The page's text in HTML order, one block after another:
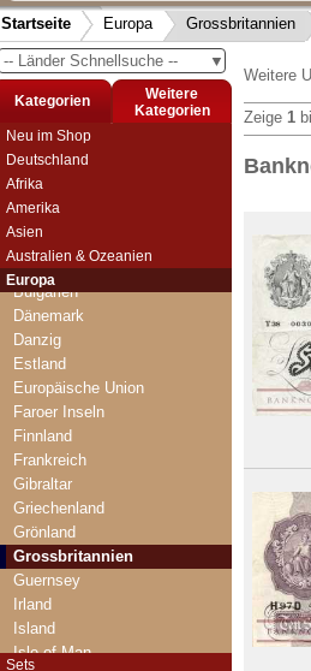
schnellen, sicheren und
Service
Schneller und sicherer Versand-
Bestellungen werktags bis 14:00 Uhr,
noch am selben Tag verschickt
(Versand mit DHL oder Deutsche Post)
Startseite Europa Grossbritannien
▼
-- Länder Schnellsuche --
Kategorien
Weitere
Kategorien
Neu im Shop
Deutschland
Afrika
Amerika
Asien
Australien & Ozeanien
Europa
Bosnien Herzegowina
Bulgarien
Dänemark
Danzig
Estland
Europäische Union
Faroer Inseln
Finnland
Frankreich
Gibraltar
Griechenland
Grönland
Grossbritannien
Guernsey
Irland
Island
Isle of Man
Sets
Weitere
Zeige 1